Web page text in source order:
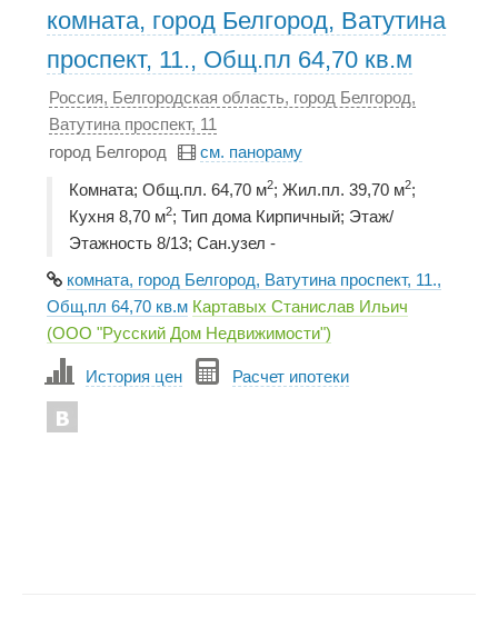
комната, город Белгород, Ватутина
проспект, 11., Общ.пл 64,70 кв.м
Россия, Белгородская область, город Белгород,
Ватутина проспект, 11
город Белгород
см. панораму
Комната; Общ.пл. 64,70 м2; Жил.пл. 39,70 м2;
Кухня 8,70 м2; Тип дома Кирпичный; Этаж/
Этажность 8/13; Сан.узел -
комната, город Белгород, Ватутина проспект, 11.,
Общ.пл 64,70 кв.м Картавых Станислав Ильич
(ООО "Русский Дом Недвижимости")
История цен Расчет ипотеки